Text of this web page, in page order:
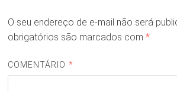
O seu endereço de e-mail não será
obrigatórios são marcados com *
COMENTÁRIO *